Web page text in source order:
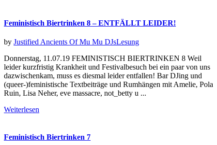
Feministisch Biertrinken 8 – ENTFÄLLT LEIDER!
by Justified Ancients Of Mu Mu DJsLesung
Donnerstag, 11.07.19 FEMINISTISCH BIERTRINKEN 8 Weil
leider kurzfristig Krankheit und Festivalbesuch bei ein paar von uns
dazwischenkam, muss es diesmal leider entfallen! Bar DJing und
(queer-)feministische Textbeiträge und Rumhängen mit Amelie, Pola
Ruin, Lisa Neher, eve massacre, not_betty u ...
Weiterlesen
Feministisch Biertrinken 7